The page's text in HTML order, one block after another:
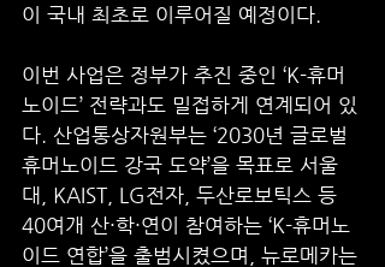
이 국내 최초로 이루어질 예정이다.
이번 사업은 정부가 추진 중인 ‘K-휴머
노이드’ 전략과도 밀접하게 연계되어 있
다. 산업통상자원부는 ‘2030년 글로벌
휴머노이드 강국 도약’을 목표로 서울
대, KAIST, LG전자, 두산로보틱스 등
40여개 산·학·연이 참여하는 ‘K-휴머노
이드 연합’을 출범시켰으며, 뉴로메카는